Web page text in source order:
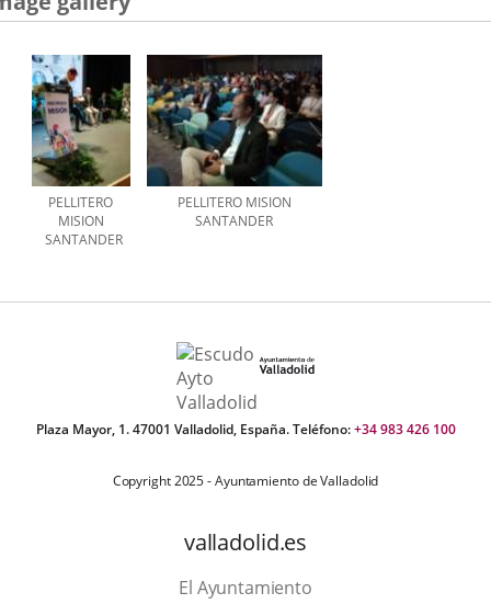
PELLITERO
MISION
SANTANDER
PELLITERO MISION
SANTANDER
Plaza Mayor, 1. 47001 Valladolid, España. Teléfono:+34 983 426 100
Copyright 2025 - Ayuntamiento de Valladolid
valladolid.es
El Ayuntamiento